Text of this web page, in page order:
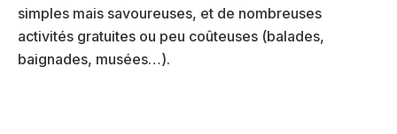
simples mais savoureuses, et de nombreuses
activités gratuites ou peu coûteuses (balades,
baignades, musées…).